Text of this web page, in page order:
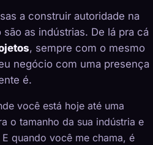
a construir autoridade na
as indústrias. De lá pra cá
, sempre com o mesmo
negócio com uma presença
é.
você está hoje até uma
o tamanho da sua indústria e
quando você me chama, é